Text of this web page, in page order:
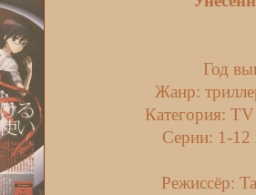
Год
Жанр:
Категория:
Серии: 1-12
Режиссёр: